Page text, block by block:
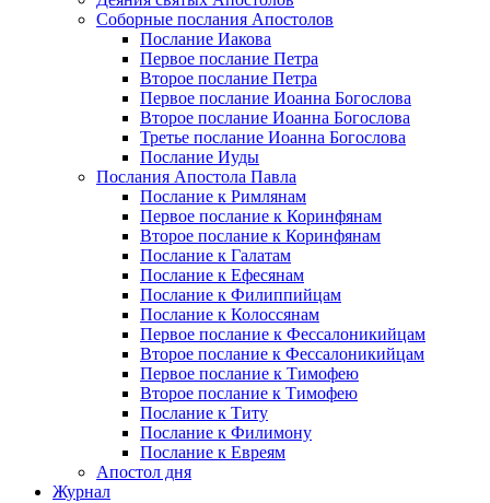
Соборные послания Апостолов
Послание Иакова
Первое послание Петра
Второе послание Петра
Первое послание Иоанна Богослова
Второе послание Иоанна Богослова
Третье послание Иоанна Богослова
Послание Иуды
Послания Апостола Павла
Послание к Римлянам
Первое послание к Коринфянам
Второе послание к Коринфянам
Послание к Галатам
Послание к Ефесянам
Послание к Филиппийцам
Послание к Колоссянам
Первое послание к Фессалоникийцам
Второе послание к Фессалоникийцам
Первое послание к Тимофею
Второе послание к Тимофею
Послание к Титу
Послание к Филимону
Послание к Евреям
Апостол дня
Журнал